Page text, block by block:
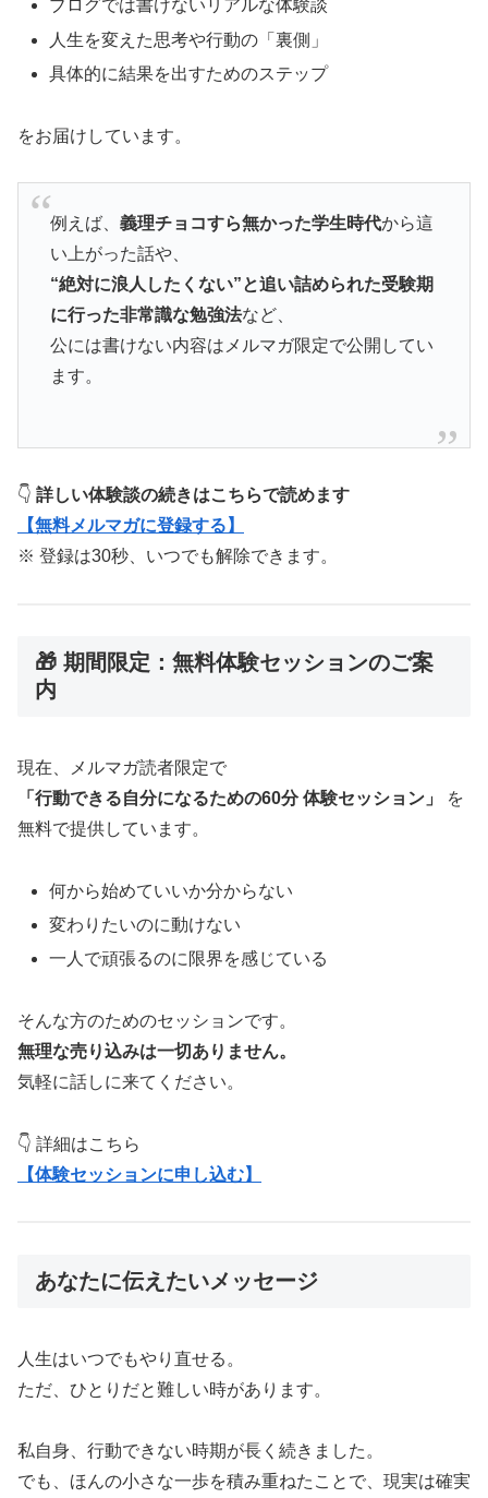
ブログでは書けないリアルな体験談
人生を変えた思考や行動の「裏側」
具体的に結果を出すためのステップ
をお届けしています。
例えば、 義理チョコすら無かった学生時代から這
い上がった話や、
“絶対に浪人したくない”と追い詰められた受験期
に行った非常識な勉強法など、
公には書けない内容はメルマガ限定で公開してい
ます。
👇 詳しい体験談の続きはこちらで読めます
【無料メルマガに登録する】
※ 登録は30秒、いつでも解除できます。
🎁 期間限定：無料体験セッションのご案
内
現在、メルマガ読者限定で
「行動できる自分になるための60分 体験セッション」
を
無料で提供しています。
何から始めていいか分からない
変わりたいのに動けない
一人で頑張るのに限界を感じている
そんな方のためのセッションです。
無理な売り込みは一切ありません。
気軽に話しに来てください。
👇 詳細はこちら
【体験セッションに申し込む】
あなたに伝えたいメッセージ
人生はいつでもやり直せる。
ただ、ひとりだと難しい時があります。
私自身、行動できない時期が長く続きました。
でも、ほんの小さな一歩を積み重ねたことで、現実は確実